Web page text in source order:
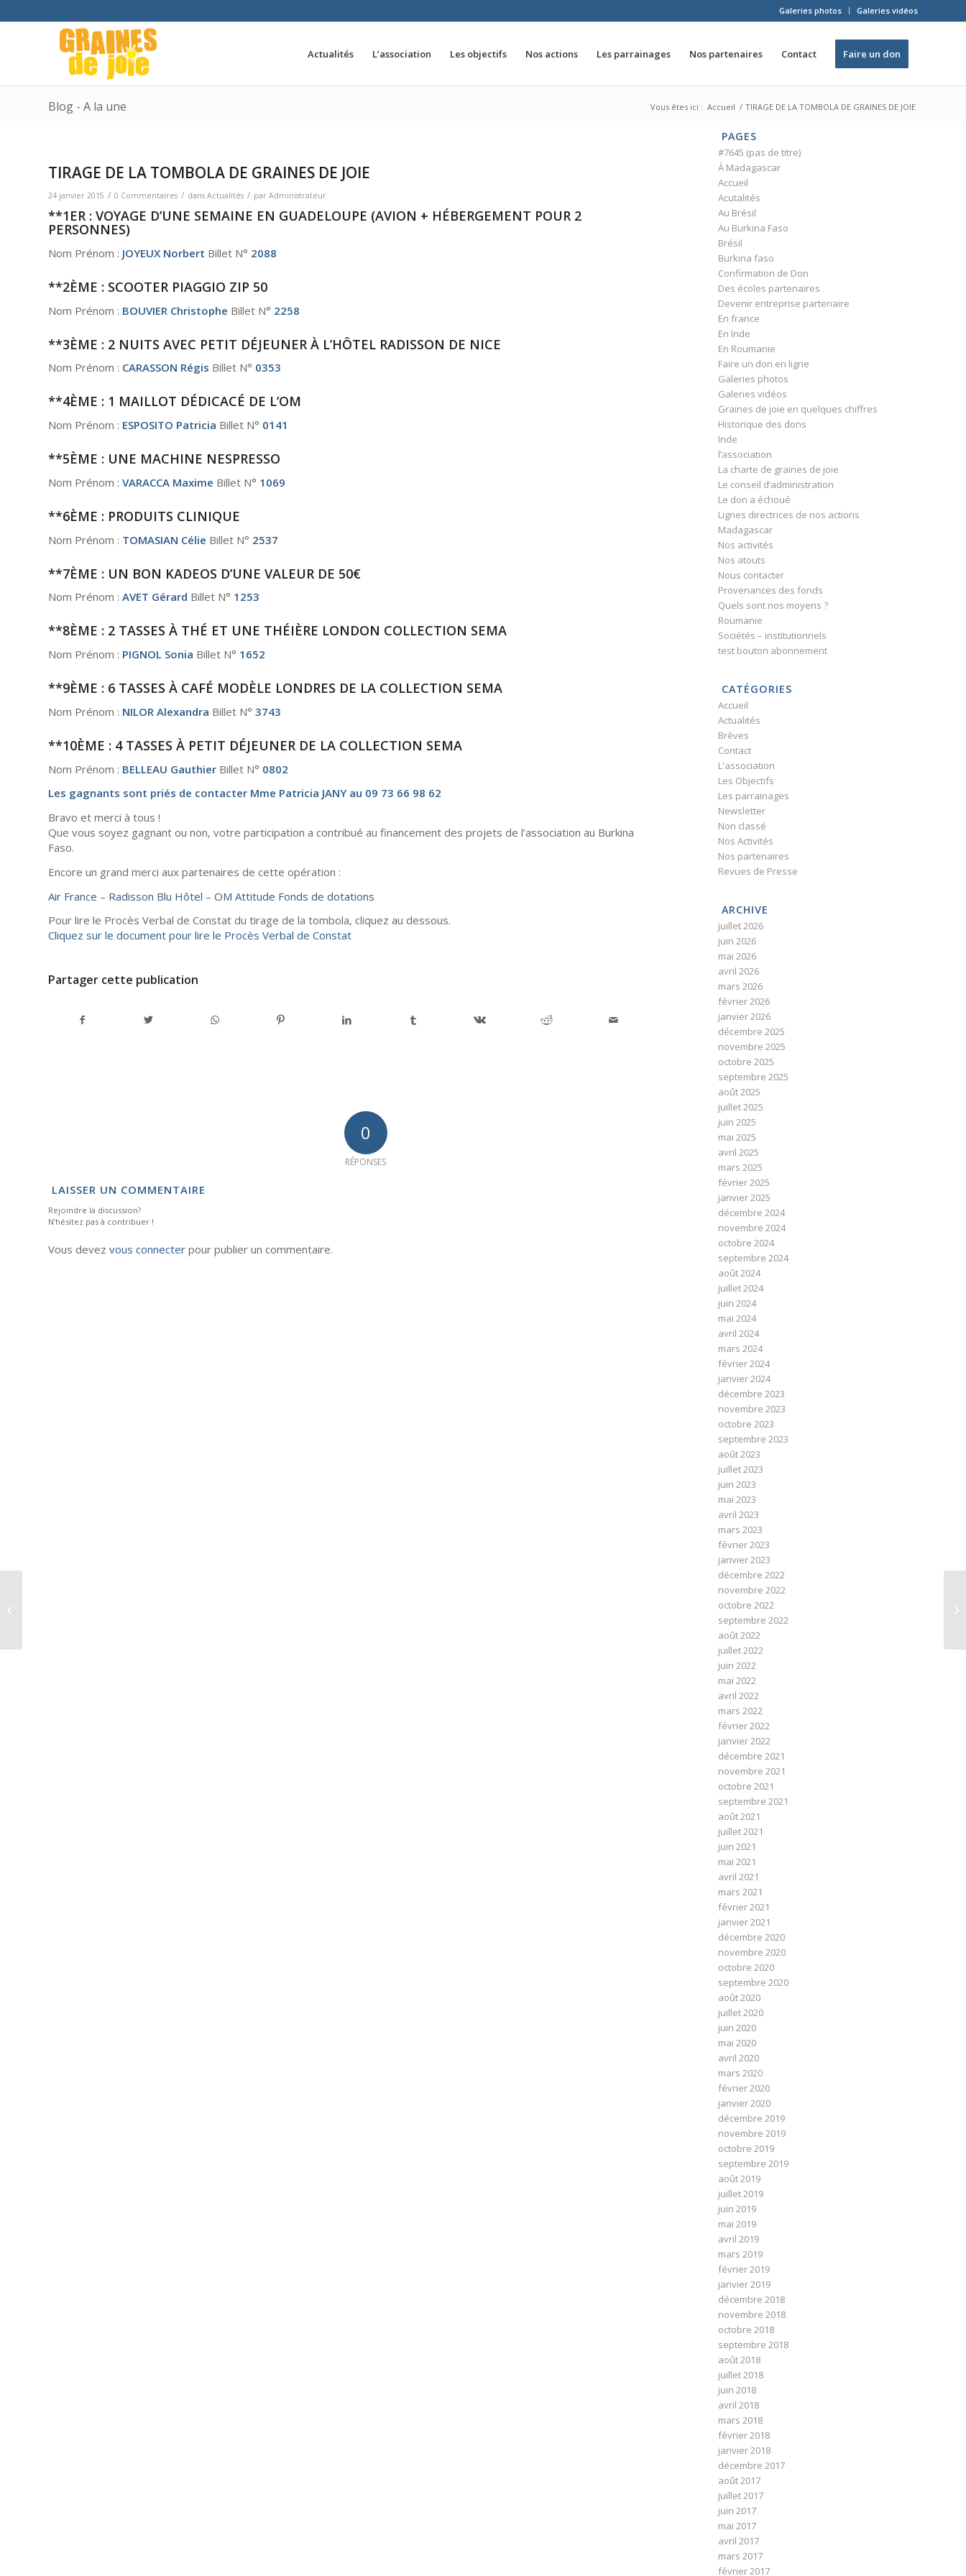
Galeries photos Galeries vidéos
Actualités L’association Les objectifs Nos actions Les parrainages Nos partenaires Contact Faire un don
Blog - A la une Vous êtes ici : Accueil / TIRAGE DE LA TOMBOLA DE GRAINES DE JOIE
TIRAGE DE LA TOMBOLA DE GRAINES DE JOIE
24 janvier 2015 / 0 Commentaires / dans Actualités / par Administrateur
**1ER : VOYAGE D’UNE SEMAINE EN GUADELOUPE (AVION + HÉBERGEMENT POUR 2
PERSONNES)
Nom Prénom : JOYEUX Norbert Billet N° 2088
**2ÈME : SCOOTER PIAGGIO ZIP 50
Nom Prénom : BOUVIER Christophe Billet N° 2258
**3ÈME : 2 NUITS AVEC PETIT DÉJEUNER À L’HÔTEL RADISSON DE NICE
Nom Prénom : CARASSON Régis Billet N° 0353
**4ÈME : 1 MAILLOT DÉDICACÉ DE L’OM
Nom Prénom : ESPOSITO Patricia Billet N° 0141
**5ÈME : UNE MACHINE NESPRESSO
Nom Prénom : VARACCA Maxime Billet N° 1069
**6ÈME : PRODUITS CLINIQUE
Nom Prénom : TOMASIAN Célie Billet N° 2537
**7ÈME : UN BON KADEOS D’UNE VALEUR DE 50€
Nom Prénom : AVET Gérard Billet N° 1253
**8ÈME : 2 TASSES À THÉ ET UNE THÉIÈRE LONDON COLLECTION SEMA
Nom Prénom : PIGNOL Sonia Billet N° 1652
**9ÈME : 6 TASSES À CAFÉ MODÈLE LONDRES DE LA COLLECTION SEMA
Nom Prénom : NILOR Alexandra Billet N° 3743
**10ÈME : 4 TASSES À PETIT DÉJEUNER DE LA COLLECTION SEMA
Nom Prénom : BELLEAU Gauthier Billet N° 0802
Les gagnants sont priés de contacter Mme Patricia JANY au 09 73 66 98 62
Bravo et merci à tous !
Que vous soyez gagnant ou non, votre participation a contribué au financement des projets de l’association au Burkina
Faso.
Encore un grand merci aux partenaires de cette opération :
Air France – Radisson Blu Hôtel – OM Attitude Fonds de dotations
Pour lire le Procès Verbal de Constat du tirage de la tombola, cliquez au dessous.
Cliquez sur le document pour lire le Procès Verbal de Constat
Partager cette publication
0
RÉPONSES
LAISSER UN COMMENTAIRE
Rejoindre la discussion?
N’hésitez pas à contribuer !
Vous devez vous connecter pour publier un commentaire.
PAGES
#7645 (pas de titre)
À Madagascar
Accueil
Acutalités
Au Brésil
Au Burkina Faso
Brésil
Burkina faso
Confirmation de Don
Des écoles partenaires
Devenir entreprise partenaire
En france
En Inde
En Roumanie
Faire un don en ligne
Galeries photos
Galeries vidéos
Graines de joie en quelques chiffres
Historique des dons
Inde
l’association
La charte de graines de joie
Le conseil d’administration
Le don a échoué
Lignes directrices de nos actions
Madagascar
Nos activités
Nos atouts
Nous contacter
Provenances des fonds
Quels sont nos moyens ?
Roumanie
Sociétés – institutionnels
test bouton abonnement
CATÉGORIES
Accueil
Actualités
Brèves
Contact
L'association
Les Objectifs
Les parrainages
Newsletter
Non classé
Nos Activités
Nos partenaires
Revues de Presse
ARCHIVE
juillet 2026
juin 2026
mai 2026
avril 2026
mars 2026
février 2026
janvier 2026
décembre 2025
novembre 2025
octobre 2025
septembre 2025
août 2025
juillet 2025
juin 2025
mai 2025
avril 2025
mars 2025
février 2025
janvier 2025
décembre 2024
novembre 2024
octobre 2024
septembre 2024
août 2024
juillet 2024
juin 2024
mai 2024
avril 2024
mars 2024
février 2024
janvier 2024
décembre 2023
novembre 2023
octobre 2023
septembre 2023
août 2023
juillet 2023
juin 2023
mai 2023
avril 2023
mars 2023
février 2023
janvier 2023
décembre 2022
novembre 2022
octobre 2022
septembre 2022
août 2022
juillet 2022
juin 2022
mai 2022
avril 2022
mars 2022
février 2022
janvier 2022
décembre 2021
novembre 2021
octobre 2021
septembre 2021
août 2021
juillet 2021
juin 2021
mai 2021
avril 2021
mars 2021
février 2021
janvier 2021
décembre 2020
novembre 2020
octobre 2020
septembre 2020
août 2020
juillet 2020
juin 2020
mai 2020
avril 2020
mars 2020
février 2020
janvier 2020
décembre 2019
novembre 2019
octobre 2019
septembre 2019
août 2019
juillet 2019
juin 2019
mai 2019
avril 2019
mars 2019
février 2019
janvier 2019
décembre 2018
novembre 2018
octobre 2018
septembre 2018
août 2018
juillet 2018
juin 2018
avril 2018
mars 2018
février 2018
janvier 2018
décembre 2017
août 2017
juillet 2017
juin 2017
mai 2017
avril 2017
mars 2017
février 2017